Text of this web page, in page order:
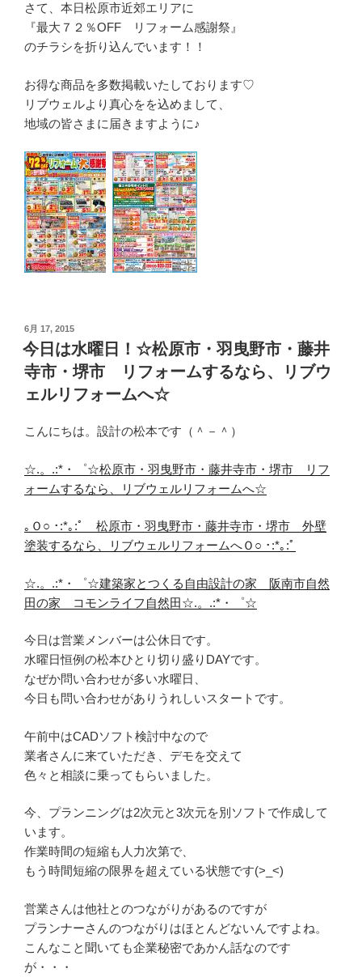
さて、本日松原市近郊エリアに
『最大７２％OFF リフォーム感謝祭』
のチラシを折り込んでいます！！
お得な商品を多数掲載いたしております♡
リブウェルより真心をを込めまして、
地域の皆さまに届きますように♪
投
稿
日:
6月 17, 2015
今日は水曜日！☆松原市・羽曳野市・藤井
寺市・堺市 リフォームするなら、リブウ
ェルリフォームへ☆
こんにちは。設計の松本です（＾－＾）
☆.。.:*・゜☆松原市・羽曳野市・藤井寺市・堺市 リフ
ォームするなら、リブウェルリフォームへ☆
｡Ｏ○ ･:*｡:ﾟ 松原市・羽曳野市・藤井寺市・堺市 外壁
塗装するなら、リブウェルリフォームへＯ○ ･:*｡:ﾟ
☆.。.:*・゜☆建築家とつくる自由設計の家 阪南市自然
田の家 コモンライフ自然田☆.。.:*・゜☆
今日は営業メンバーは公休日です。
水曜日恒例の松本ひとり切り盛りDAYです。
なぜか問い合わせが多い水曜日、
今日も問い合わせがありうれしいスタートです。
午前中はCADソフト検討中なので
業者さんに来ていただき、デモを交えて
色々と相談に乗ってもらいました。
今、プランニングは2次元と3次元を別ソフトで作成して
います。
作業時間の短縮も人力次第で、
もう時間短縮の限界を超えている状態です(>_<)
営業さんは他社とのつながりがあるのですが
プランナーさんのつながりはほとんどないんですよね。
こんなこと聞いても企業秘密であかん話なのです
が・・・